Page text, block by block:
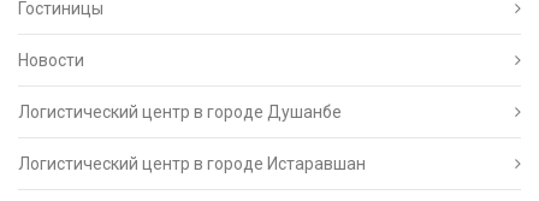
Гостиницы
Новости
Логистический центр в городе Душанбе
Логистический центр в городе Истаравшан